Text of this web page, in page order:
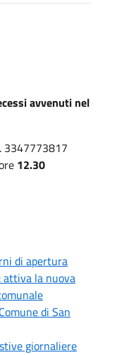
avvenuti nel
3347773817
12.30
di apertura
attiva la nuova
di San
giornaliere